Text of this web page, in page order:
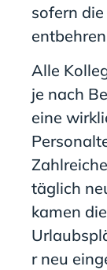
sofern
Alle
je nach
eine
Zahlreiche
täglich
kamen die
Urlaubspl
rneu